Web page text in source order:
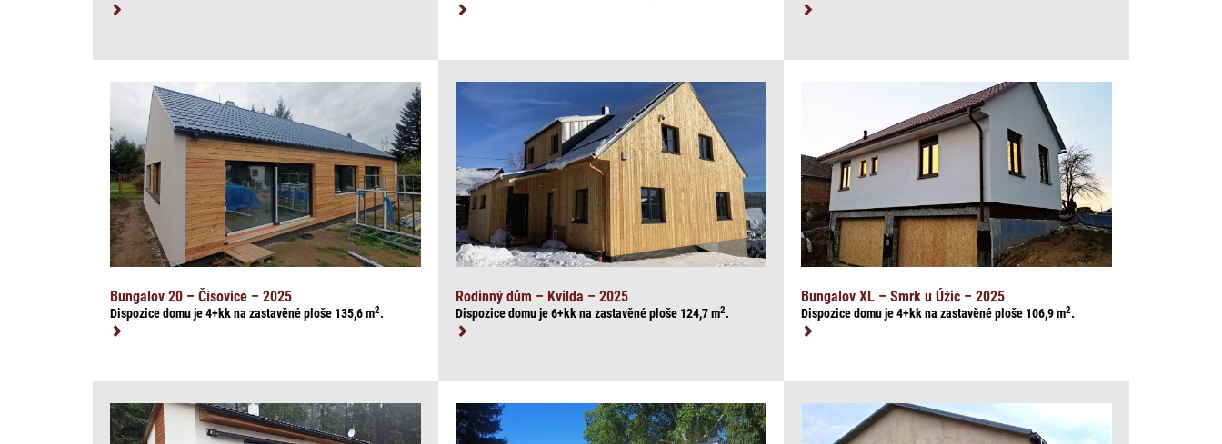
Bungalov 20 – Čísovice – 2025
Dispozice domu je 4+kk na zastavěné ploše 135,6m2.
Rodinný dům – Kvilda – 2025
Dispozice domu je 6+kk na zastavěné ploše 124,7m2.
Bungalov XL – Smrk u Úžic – 2025
Dispozice domu je 4+kk na zastavěné ploše 106,9m2.